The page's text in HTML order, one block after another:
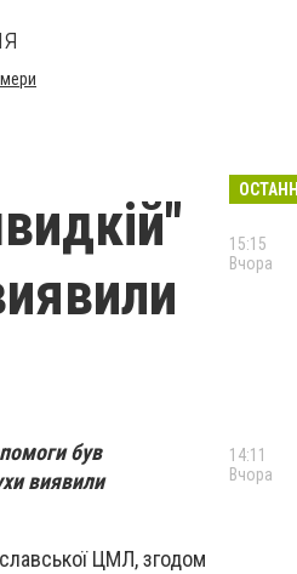
був
виявили
ЦМЛ, згодом
15:15
Вчора
14:11
Вчора